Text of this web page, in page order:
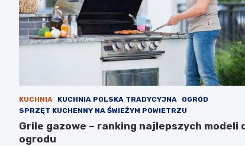
KUCHNIA KUCHNIA POLSKA TRADYCYJNA
OGRÓD
SPRZĘT KUCHENNY NA ŚWIEŻYM POWIETRZU
Grile gazowe – ranking najlepszych modeli
ogrodu